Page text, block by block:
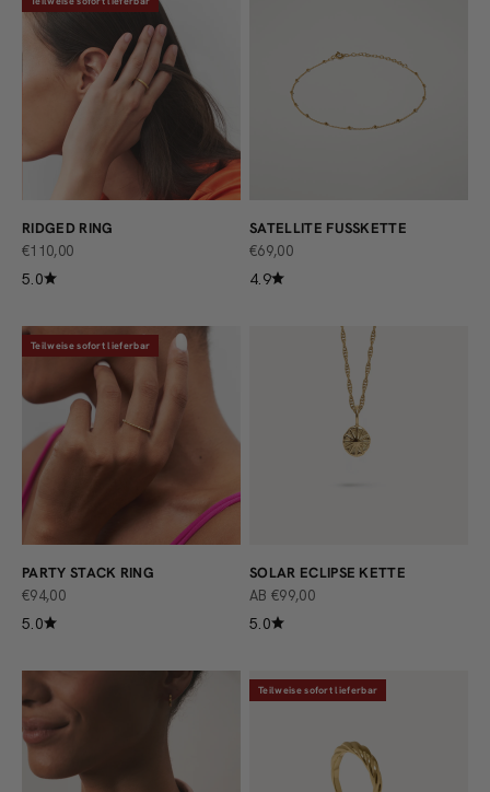
RIDGED RING
ANGEBOT
€110,00
5.0
SATELLITE FUSSKETTE
ANGEBOT
€69,00
4.9
Teilweise sofort lieferbar
PARTY STACK RING
ANGEBOT
€94,00
5.0
SOLAR ECLIPSE KETTE
ANGEBOT
AB €99,00
5.0
Teilweise sofort lieferbar